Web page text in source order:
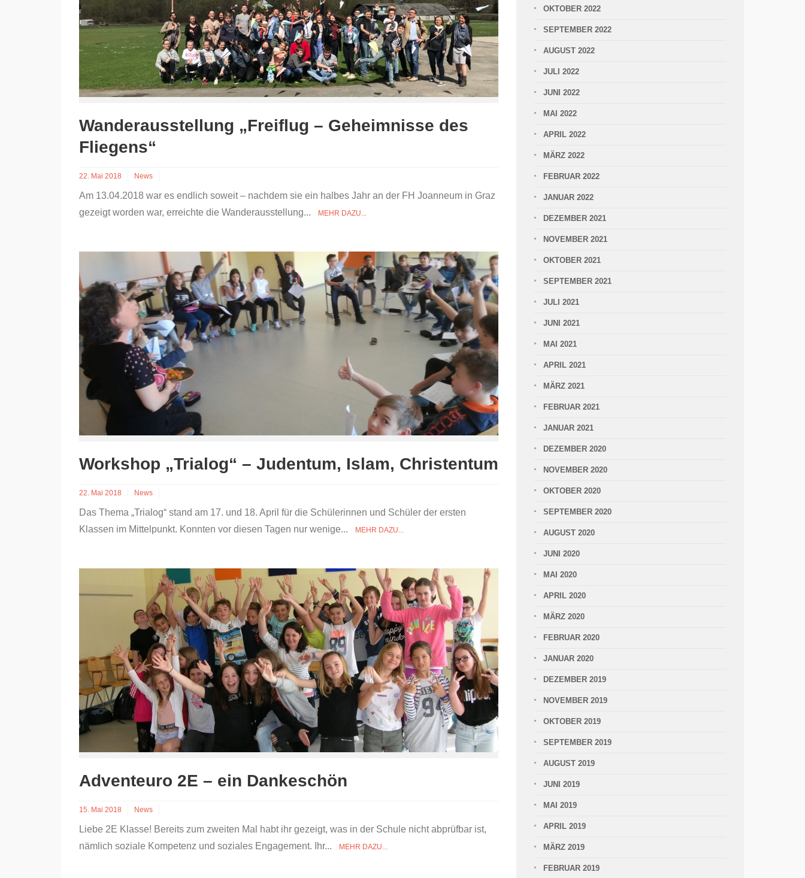
Wanderausstellung „Freiflug – Geheimnisse des
Fliegens“
22. Mai 2018 News
Am 13.04.2018 war es endlich soweit – nachdem sie ein halbes Jahr an der FH Joanneum in Graz
gezeigt worden war, erreichte die Wanderausstellung...
MEHR DAZU...
Workshop „Trialog“ – Judentum, Islam, Christentum
22. Mai 2018 News
Das Thema „Trialog“ stand am 17. und 18. April für die Schülerinnen und Schüler der ersten
Klassen im Mittelpunkt. Konnten vor diesen Tagen nur wenige...
MEHR DAZU...
Adventeuro 2E – ein Dankeschön
15. Mai 2018 News
Liebe 2E Klasse! Bereits zum zweiten Mal habt ihr gezeigt, was in der Schule nicht abprüfbar ist,
nämlich soziale Kompetenz und soziales Engagement. Ihr...
MEHR DAZU...
OKTOBER 2022
SEPTEMBER 2022
AUGUST 2022
JULI 2022
JUNI 2022
MAI 2022
APRIL 2022
MÄRZ 2022
FEBRUAR 2022
JANUAR 2022
DEZEMBER 2021
NOVEMBER 2021
OKTOBER 2021
SEPTEMBER 2021
JULI 2021
JUNI 2021
MAI 2021
APRIL 2021
MÄRZ 2021
FEBRUAR 2021
JANUAR 2021
DEZEMBER 2020
NOVEMBER 2020
OKTOBER 2020
SEPTEMBER 2020
AUGUST 2020
JUNI 2020
MAI 2020
APRIL 2020
MÄRZ 2020
FEBRUAR 2020
JANUAR 2020
DEZEMBER 2019
NOVEMBER 2019
OKTOBER 2019
SEPTEMBER 2019
AUGUST 2019
JUNI 2019
MAI 2019
APRIL 2019
MÄRZ 2019
FEBRUAR 2019